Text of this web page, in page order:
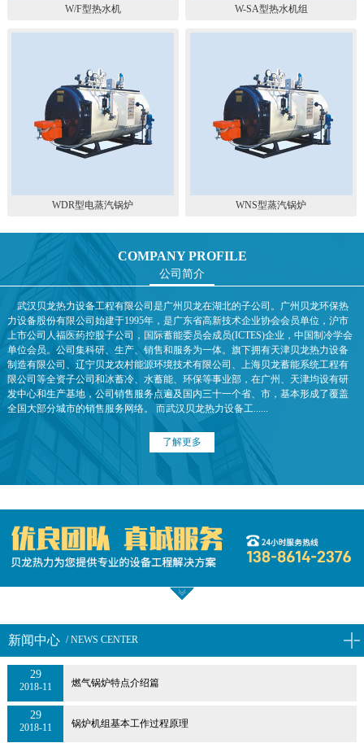
W/F型热水机 W-SA型热水机组
WDR型电蒸汽锅炉 WNS型蒸汽锅炉
COMPANY PROFILE
公司简介
武汉贝龙热力设备工程有限公司是广州贝龙在湖北的子公司。广州贝龙环保热
力设备股份有限公司始建于1995年，是广东省高新技术企业协会会员单位，沪市
上市公司人福医药控股子公司，国际蓄能委员会成员(ICTES)企业，中国制冷学会
单位会员。公司集科研、生产、销售和服务为一体。旗下拥有天津贝龙热力设备
制造有限公司、辽宁贝龙农村能源环境技术有限公司、上海贝龙蓄能系统工程有
限公司等全资子公司和冰蓄冷、水蓄能、环保等事业部，在广州、天津均设有研
发中心和生产基地，公司销售服务点遍及国内三十一个省、市，基本形成了覆盖
全国大部分城市的销售服务网络。 而武汉贝龙热力设备工......
了解更多
新闻中心 / NEWS CENTER
29
2018-11 燃气锅炉特点介绍篇
29
2018-11 锅炉机组基本工作过程原理